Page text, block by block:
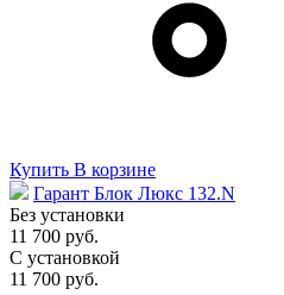
Купить В корзине
Гарант Блок Люкс 132.N
Без установки
11 700 руб.
С установкой
11 700 руб.